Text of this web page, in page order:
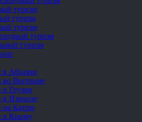
туризм
туризм
туризм
туризм
туризм
в Абхазии
во Вьетнаме
в Грузии
в Израиле
на Кипре
в Крыму